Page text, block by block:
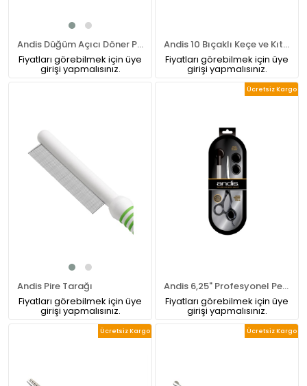
Andis Düğüm Açıcı Döner Pinli Esnek Tırmık
Fiyatları görebilmek için üye
girişi yapmalısınız.
Andis 10 Bıçaklı Keçe ve Kıtık Kesici Köpek Tırmığı
Fiyatları görebilmek için üye
girişi yapmalısınız.
Andis Pire Tarağı
Fiyatları görebilmek için üye
girişi yapmalısınız.
Andis 6,25" Profesyonel Pet Kuaför Düz Makası (Sağ El)
Ücretsiz Kargo
Fiyatları görebilmek için üye
girişi yapmalısınız.
Ücretsiz Kargo Ücretsiz Kargo